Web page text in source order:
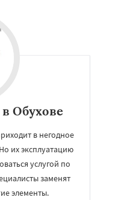
Обухове
в негодное
их эксплуатацию
услугой по
заменят
элементы.